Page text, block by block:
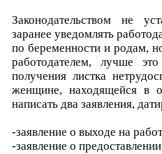
Законодательством не
заранее уведомлять
по беременности и родам,
работодателем, лучше
получения листка
женщине, находящейся в
написать два заявления,
-заявление о выходе на
-заявление о